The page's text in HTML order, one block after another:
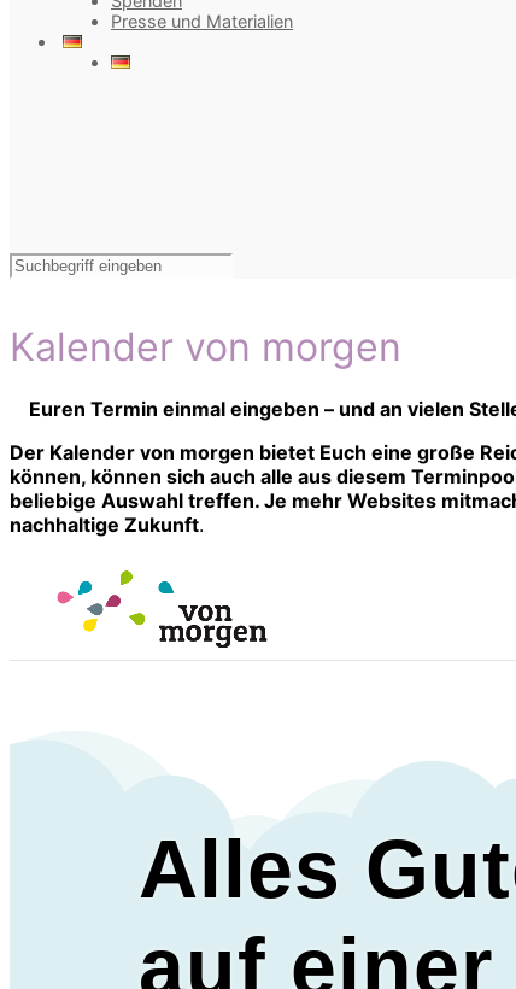
Presse und Materialien
Kalender von morgen
Euren Termin einmal eingeben – und an vielen
Der Kalender von morgen bietet Euch eine große
können, können sich auch alle aus diesem
beliebige Auswahl treffen. Je mehr Websites
nachhaltige Zukunft.